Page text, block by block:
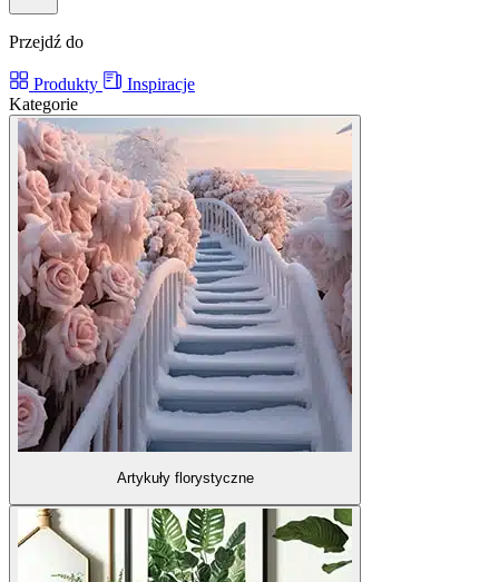
Przejdź do
Produkty
Inspiracje
Kategorie
Artykuły florystyczne